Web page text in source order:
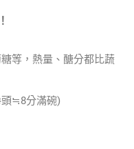
等，熱量、醣分都比蔬
≒8分滿碗)